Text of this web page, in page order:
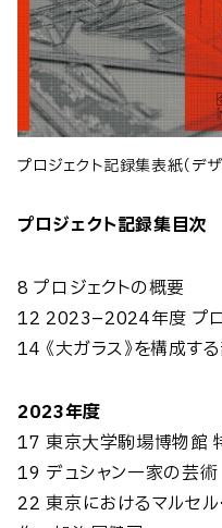
プロジェクト記録集表紙（デザ
プロジェクト記録集目次
8 プロジェクトの概要
12 2023–2024年度 プロ
14 《大ガラス》を構成す
2023年度
17 東京⼤学駒場博物館
19 デュシャン一家の芸
22 東京におけるマルセル